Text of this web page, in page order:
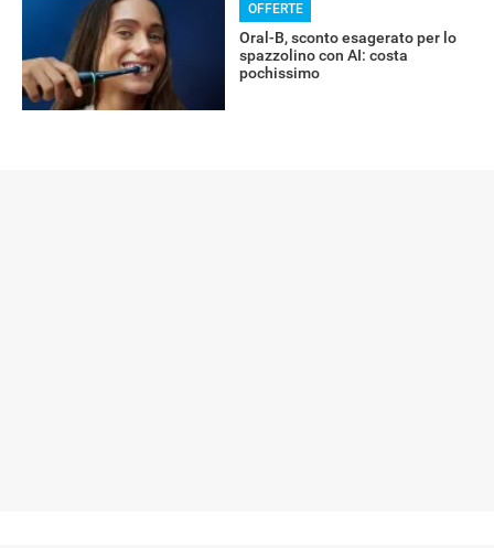
OFFERTE
Oral-B, sconto esagerato per lo
spazzolino con AI: costa
pochissimo